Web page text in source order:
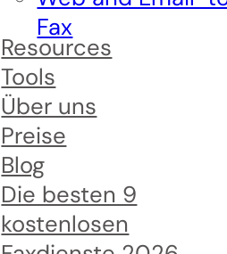
Fax
Resources
Tools
Über uns
Preise
Blog
Die besten 9
kostenlosen